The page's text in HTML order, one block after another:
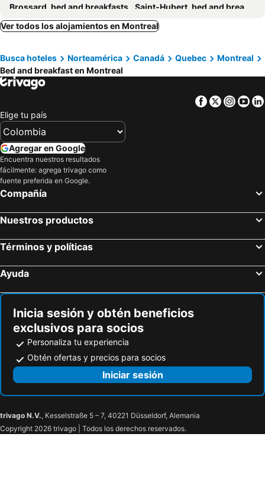
Brossard, bed and breakfasts
Saint-Hubert, bed and breakfasts
Mercier, bed and breakfasts
Saint-Jean-sur-Richelieu, bed and breakfasts
Ver todos los alojamientos en Montreal
Busca hoteles Norteamérica Canadá Quebec
Montreal
Bed and breakfast en Montreal
Facebook
Twitter
Elige tu país
Agregar en Google
Encuentra nuestros resultados
fácilmente: agrega trivago como
fuente preferida en Google.
Compañía
Nuestros productos
Términos y políticas
Ayuda
Inicia sesión y obtén beneficios
exclusivos para socios
Personaliza tu experiencia
Obtén ofertas y precios para socios
Iniciar sesión
trivago N.V., Kesselstraße 5 – 7, 40221 Düsseldorf, Alemania
Copyright 2026 trivago | Todos los derechos reservados.